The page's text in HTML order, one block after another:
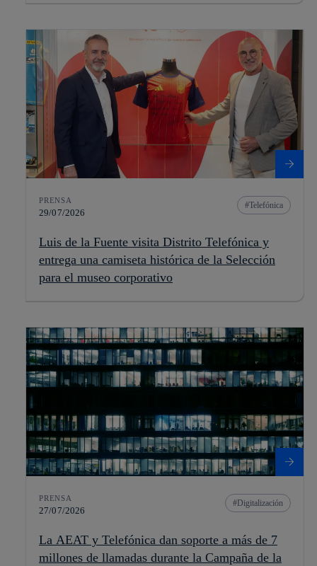
PRENSA
29/07/2026
Telefónica
Luis de la Fuente visita Distrito Telefónica y
entrega una camiseta histórica de la Selección
para el museo corporativo
PRENSA
27/07/2026
Digitalización
La AEAT y Telefónica dan soporte a más de 7
millones de llamadas durante la Campaña de la